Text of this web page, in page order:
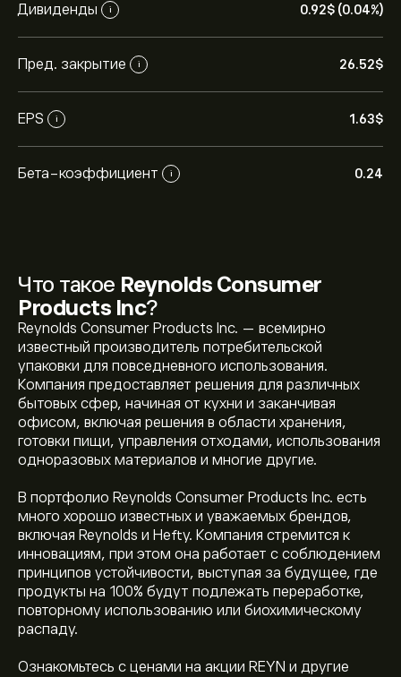
Дивиденды i 0.92‎$‎ (0.04%)
Пред. закрытие i 26.52‎$‎
EPS i 1.63‎$‎
Бета-коэффициент i 0.24
Что такое Reynolds Consumer
Products Inc?
Reynolds Consumer Products Inc. — всемирно
известный производитель потребительской
упаковки для повседневного использования.
Компания предоставляет решения для различных
бытовых сфер, начиная от кухни и заканчивая
офисом, включая решения в области хранения,
готовки пищи, управления отходами, использования
одноразовых материалов и многие другие.
В портфолио Reynolds Consumer Products Inc. есть
много хорошо известных и уважаемых брендов,
включая Reynolds и Hefty. Компания стремится к
инновациям, при этом она работает с соблюдением
принципов устойчивости, выступая за будущее, где
продукты на 100% будут подлежать переработке,
повторному использованию или биохимическому
распаду.
Ознакомьтесь с ценами на акции REYN и другие